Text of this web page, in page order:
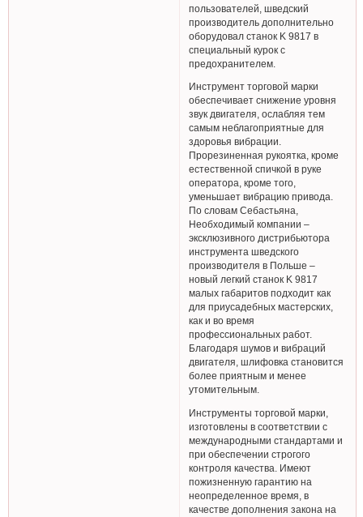
пользователей, шведский
производитель дополнительно
оборудовал станок K 9817 в
специальный курок с
предохранителем.
Инструмент торговой марки
обеспечивает снижение уровня
звук двигателя, ослабляя тем
самым неблагоприятные для
здоровья вибрации.
Прорезиненная рукоятка, кроме
естественной спичкой в руке
оператора, кроме того,
уменьшает вибрацию привода.
По словам Себастьяна,
Необходимый компании –
эксклюзивного дистрибьютора
инструмента шведского
производителя в Польше –
новый легкий станок K 9817
малых габаритов подходит как
для приусадебных мастерских,
как и во время
профессиональных работ.
Благодаря шумов и вибраций
двигателя, шлифовка становится
более приятным и менее
утомительным.
Инструменты торговой марки,
изготовлены в соответствии с
международными стандартами и
при обеспечении строгого
контроля качества. Имеют
пожизненную гарантию на
неопределенное время, в
качестве дополнения закона на